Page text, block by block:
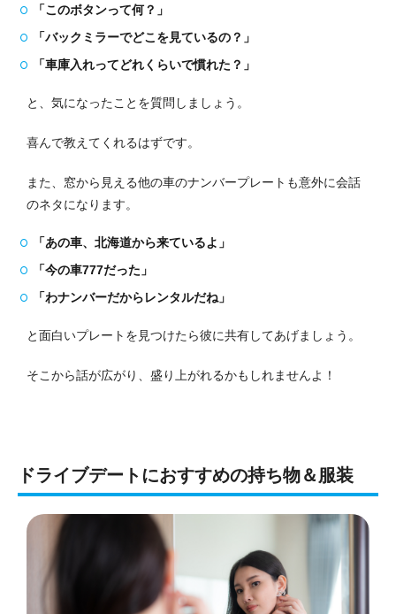
「このボタンって何？」
「バックミラーでどこを見ているの？」
「車庫入れってどれくらいで慣れた？」
と、気になったことを質問しましょう。
喜んで教えてくれるはずです。
また、窓から見える他の車のナンバープレートも意外に会話
のネタになります。
「あの車、北海道から来ているよ」
「今の車777だった」
「わナンバーだからレンタルだね」
と面白いプレートを見つけたら彼に共有してあげましょう。
そこから話が広がり、盛り上がれるかもしれませんよ！
ドライブデートにおすすめの持ち物＆服装